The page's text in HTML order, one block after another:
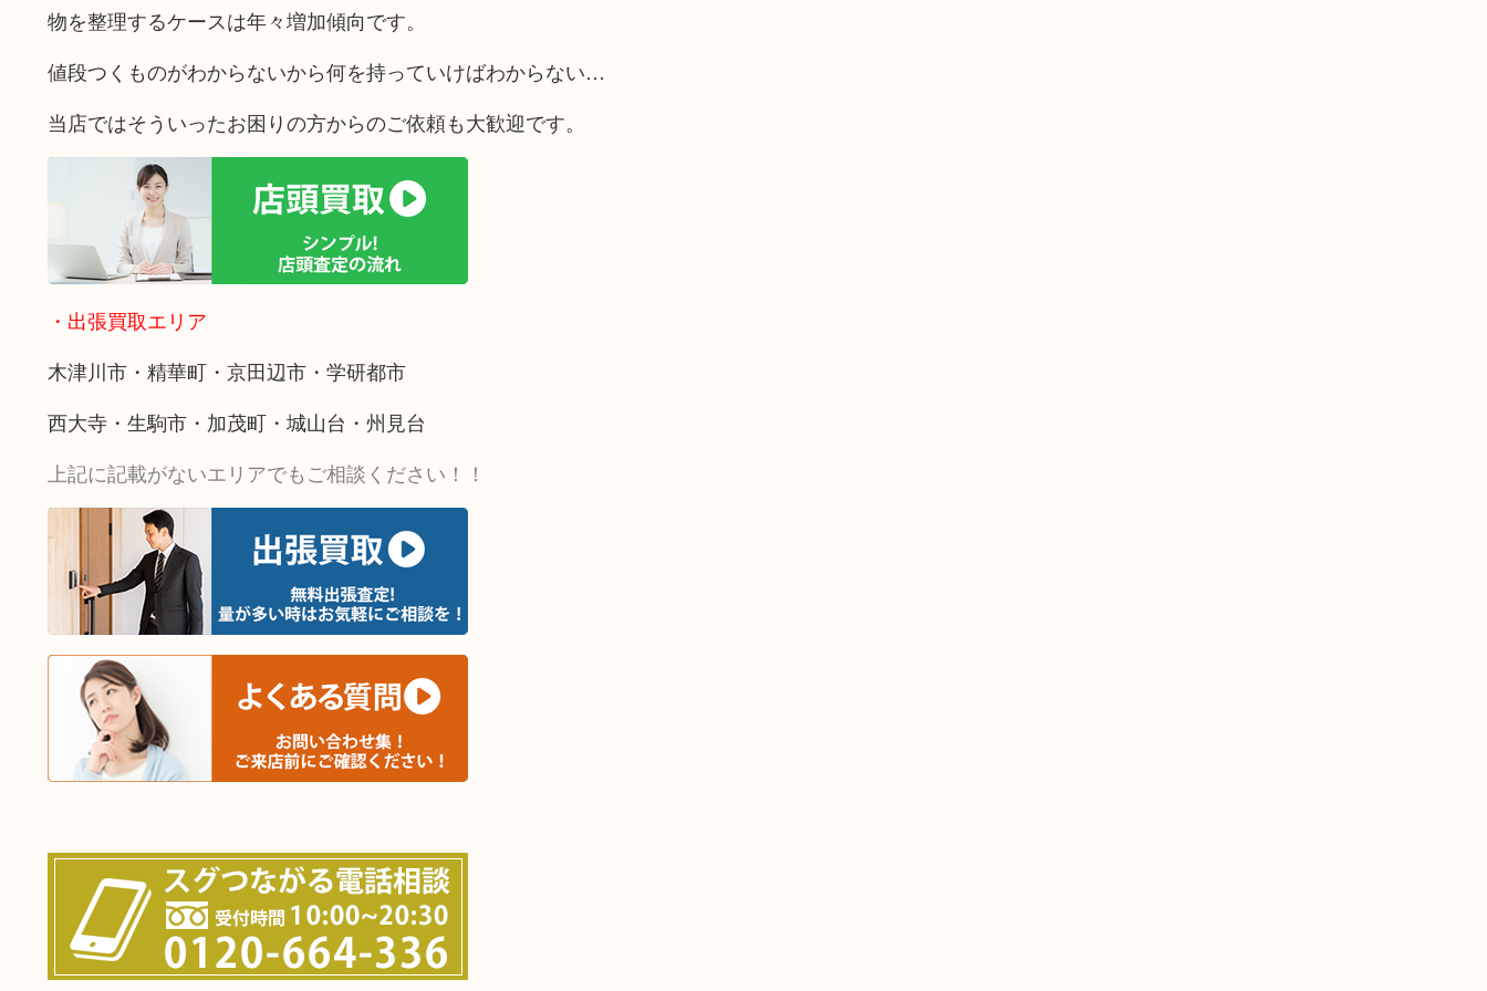
物を整理するケースは年々増加傾向です。
値段つくものがわからないから何を持っていけばわからない…
当店ではそういったお困りの方からのご依頼も大歓迎です。
・出張買取エリア
木津川市・精華町・京田辺市・学研都市
西大寺・生駒市・加茂町・城山台・州見台
上記に記載がないエリアでもご相談ください！！